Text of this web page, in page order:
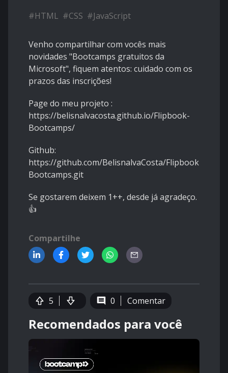
#HTML #CSS #JavaScript
Venho compartilhar com vocês mais
novidades "Bootcamps gratuitos da
Microsoft", fiquem atentos: cuidado com os
prazos das inscrições!
Page do meu projeto :
https://belisnalvacosta.github.io/Flipbook-
Bootcamps/
Github:
https://github.com/BelisnalvaCosta/Flipbook-
Bootcamps.git
Se gostarem deixem 1++, desde já agradeço.
👍
Compartilhe
5 0 Comentar
Recomendados para você